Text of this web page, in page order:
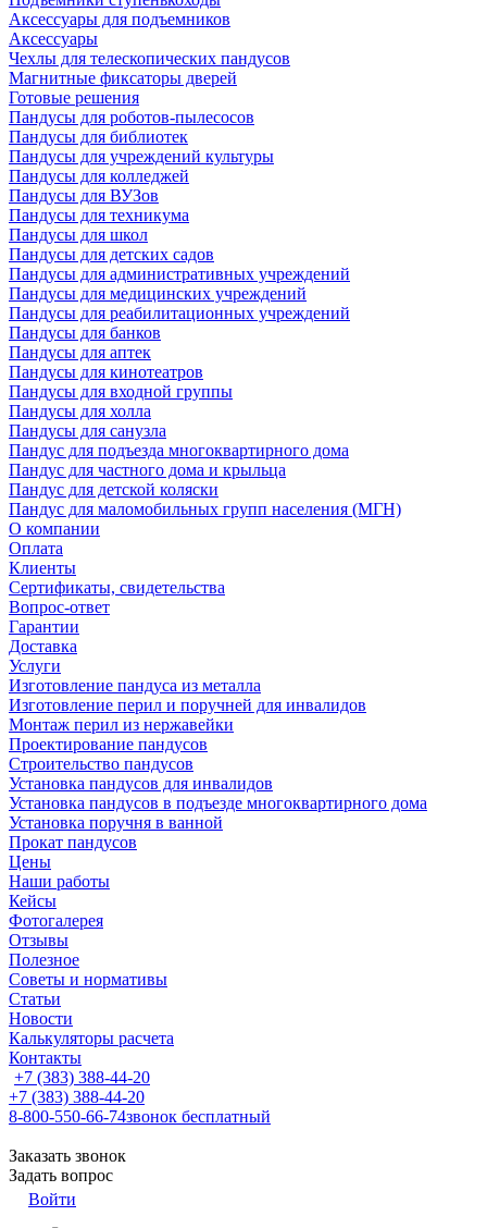
Аксессуары для подъемников
Аксессуары
Чехлы для телескопических пандусов
Магнитные фиксаторы дверей
Готовые решения
Пандусы для роботов-пылесосов
Пандусы для библиотек
Пандусы для учреждений культуры
Пандусы для колледжей
Пандусы для ВУЗов
Пандусы для техникума
Пандусы для школ
Пандусы для детских садов
Пандусы для административных учреждений
Пандусы для медицинских учреждений
Пандусы для реабилитационных учреждений
Пандусы для банков
Пандусы для аптек
Пандусы для кинотеатров
Пандусы для входной группы
Пандусы для холла
Пандусы для санузла
Пандус для подъезда многоквартирного дома
Пандус для частного дома и крыльца
Пандус для детской коляски
Пандус для маломобильных групп населения (МГН)
О компании
Оплата
Клиенты
Сертификаты, свидетельства
Вопрос-ответ
Гарантии
Доставка
Услуги
Изготовление пандуса из металла
Изготовление перил и поручней для инвалидов
Монтаж перил из нержавейки
Проектирование пандусов
Строительство пандусов
Установка пандусов для инвалидов
Установка пандусов в подъезде многоквартирного дома
Установка поручня в ванной
Прокат пандусов
Цены
Наши работы
Кейсы
Фотогалерея
Отзывы
Полезное
Советы и нормативы
Статьи
Новости
Калькуляторы расчета
Контакты
+7 (383) 388-44-20
+7 (383) 388-44-20
8-800-550-66-74звонок бесплатный
Заказать звонок
Задать вопрос
Войти